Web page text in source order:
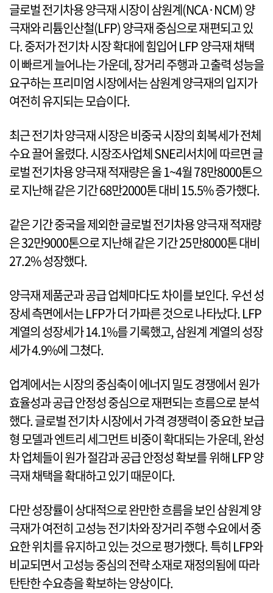
글로벌 전기차용 양극재 시장이 삼원계(NCA·NCM) 양
극재와 리튬인산철(LFP) 양극재 중심으로 재편되고 있
다. 중저가 전기차 시장 확대에 힘입어 LFP 양극재 채택
이 빠르게 늘어나는 가운데, 장거리 주행과 고출력 성능을
요구하는 프리미엄 시장에서는 삼원계 양극재의 입지가
여전히 유지되는 모습이다.
최근 전기차 양극재 시장은 비중국 시장의 회복세가 전체
수요 끌어 올렸다. 시장조사업체 SNE리서치에 따르면 글
로벌 전기차용 양극재 적재량은 올 1~4월 78만8000톤으
로 지난해 같은 기간 68만2000톤 대비 15.5% 증가했다.
같은 기간 중국을 제외한 글로벌 전기차용 양극재 적재량
은 32만9000톤으로 지난해 같은 기간 25만8000톤 대비
27.2% 성장했다.
양극재 제품군과 공급 업체마다도 차이를 보인다. 우선 성
장세 측면에서는 LFP가 더 가파른 것으로 나타났다. LFP
계열의 성장세가 14.1%를 기록했고, 삼원계 계열의 성장
세가 4.9%에 그쳤다.
업계에서는 시장의 중심축이 에너지 밀도 경쟁에서 원가
효율성과 공급 안정성 중심으로 재편되는 흐름으로 분석
했다. 글로벌 전기차 시장에서 가격 경쟁력이 중요한 보급
형 모델과 엔트리 세그먼트 비중이 확대되는 가운데, 완성
차 업체들이 원가 절감과 공급 안정성 확보를 위해 LFP 양
극재 채택을 확대하고 있기 때문이다.
다만 성장률이 상대적으로 완만한 흐름을 보인 삼원계 양
극재가 여전히 고성능 전기차와 장거리 주행 수요에서 중
요한 위치를 유지하고 있는 것으로 평가했다. 특히 LFP와
비교되면서 고성능 중심의 전략 소재로 재정의됨에 따라
탄탄한 수요층을 확보하는 양상이다.